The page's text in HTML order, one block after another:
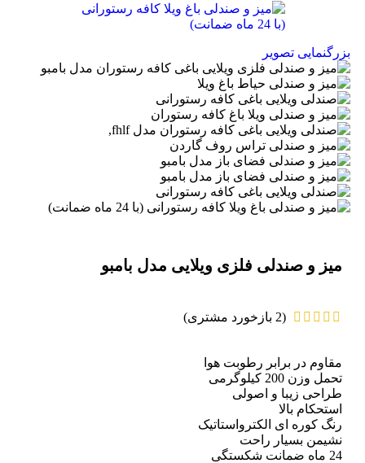
بزرگنمایی تصویر
میز و صندلی فلزی ویلایی مدل بامبو
(
2 بازخورد مشتری)
مقاوم در برابر رطوبت هوا
تحمل وزن 200 کیلوگرمی
طراحی زیبا و اصولی
استحکام بالا
رنگ کوره ای الکترواستاتیک
نشیمن بسیار راحت
24 ماه ضمانت شکستگی